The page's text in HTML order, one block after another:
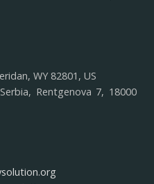
WY 82801, US
Rentgenova 7, 18000